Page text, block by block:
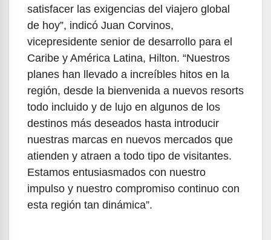
satisfacer las exigencias del viajero global
de hoy”, indicó Juan Corvinos,
vicepresidente senior de desarrollo para el
Caribe y América Latina, Hilton. “Nuestros
planes han llevado a increíbles hitos en la
región, desde la bienvenida a nuevos resorts
todo incluido y de lujo en algunos de los
destinos más deseados hasta introducir
nuestras marcas en nuevos mercados que
atienden y atraen a todo tipo de visitantes.
Estamos entusiasmados con nuestro
impulso y nuestro compromiso continuo con
esta región tan dinámica”.